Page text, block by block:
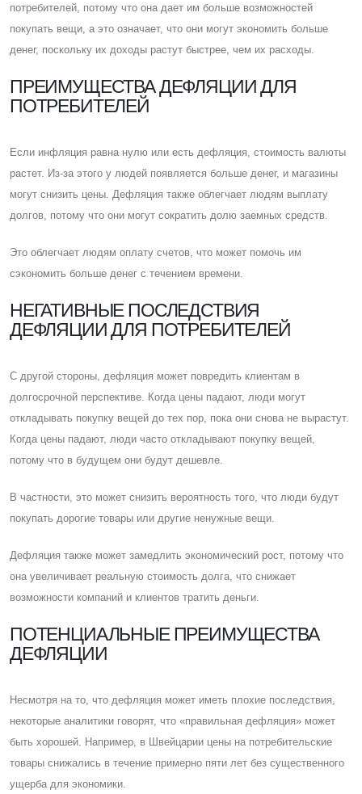
потребителей, потому что она дает им больше возможностей
покупать вещи, а это означает, что они могут экономить больше
денег, поскольку их доходы растут быстрее, чем их расходы.
ПРЕИМУЩЕСТВА ДЕФЛЯЦИИ ДЛЯ
ПОТРЕБИТЕЛЕЙ
Eсли инфляция равна нулю или есть дефляция, стоимость валюты
растет. Из-за этого у людей появляется больше денег, и магазины
могут снизить цены. Дефляция также облегчает людям выплату
долгов, потому что они могут сократить долю заемных средств.
Это облегчает людям оплату счетов, что может помочь им
сэкономить больше денег с течением времени.
НЕГАТИВНЫЕ ПОСЛЕДСТВИЯ
ДЕФЛЯЦИИ ДЛЯ ПОТРЕБИТЕЛЕЙ
C другой стороны, дефляция может повредить клиентам в
долгосрочной перспективе. Когда цены падают, люди могут
откладывать покупку вещей до тех пор, пока они снова не вырастут.
Когда цены падают, люди часто откладывают покупку вещей,
потому что в будущем они будут дешевле.
В частности, это может снизить вероятность того, что люди будут
покупать дорогие товары или другие ненужные вещи.
Дефляция также может замедлить экономический рост, потому что
она увеличивает реальную стоимость долга, что снижает
возможности компаний и клиентов тратить деньги.
ПОТЕНЦИАЛЬНЫЕ ПРЕИМУЩЕСТВА
ДЕФЛЯЦИИ
Несмотря на то, что дефляция может иметь плохие последствия,
некоторые аналитики говорят, что «правильная дефляция» может
быть хорошей. Например, в Швейцарии цены на потребительские
товары снижались в течение примерно пяти лет без существенного
ущерба для экономики.